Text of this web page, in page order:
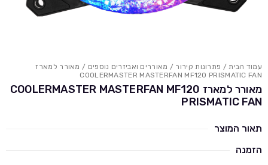
עמוד הבית/ פתרונות קירור / מאוררים ואביזרים נוספים / מאורר למארז
COOLERMASTER MASTERFAN MF120 PRISMATIC FAN
מאורר למארז COOLERMASTER MASTERFAN MF120
PRISMATIC FAN
תאור המוצר
הזמנה